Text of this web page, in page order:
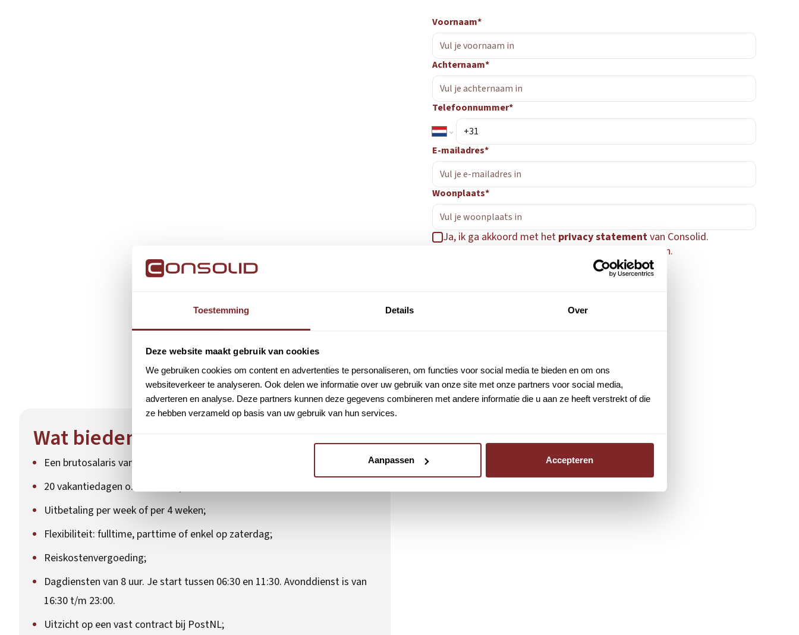
Toestemming Details Over
Deze website maakt gebruik van cookies
We gebruiken cookies om content en advertenties te personaliseren, om functies voor social media te bieden en om ons
websiteverkeer te analyseren. Ook delen we informatie over uw gebruik van onze site met onze partners voor social media,
adverteren en analyse. Deze partners kunnen deze gegevens combineren met andere informatie die u aan ze heeft verstrekt of die
ze hebben verzameld op basis van uw gebruik van hun services.
Aanpassen Accepteren
Voornaam*
Achternaam*
Telefoonnummer*
E-mailadres*
Woonplaats*
Ja, ik ga akkoord met het privacy statementvan Consolid.
Ja, Consolid mag mijn gegevens twee jaar bewaren.
Wat bieden wij?
Een brutosalaris vanaf
20 vakantiedagen o.b.v. 40 uur per week;
Uitbetaling per week of per 4 weken;
Flexibiliteit: fulltime, parttime of enkel op zaterdag;
Reiskostenvergoeding;
Dagdiensten van 8 uur. Je start tussen 06:30 en 11:30. Avonddienst is van
16:30 t/m 23:00.
Uitzicht op een vast contract bij PostNL;